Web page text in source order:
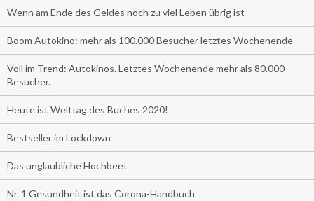
Wenn am Ende des Geldes noch zu viel Leben übrig ist
Boom Autokino: mehr als 100.000 Besucher letztes Wochenende
Voll im Trend: Autokinos. Letztes Wochenende mehr als 80.000
Besucher.
Heute ist Welttag des Buches 2020!
Bestseller im Lockdown
Das unglaubliche Hochbeet
Nr. 1 Gesundheit ist das Corona-Handbuch